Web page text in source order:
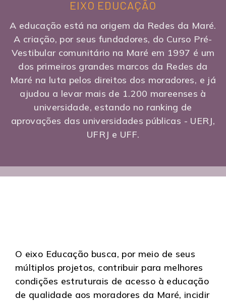
EIXO EDUCAÇÃO
A educação está na origem da Redes da Maré.
A criação, por seus fundadores, do Curso Pré-
Vestibular comunitário na Maré em 1997 é um
dos primeiros grandes marcos da Redes da
Maré na luta pelos direitos dos moradores, e já
ajudou a levar mais de 1.200 mareenses à
universidade, estando no ranking de
aprovações das universidades públicas - UERJ,
UFRJ e UFF.
O eixo Educação busca, por meio de seus
múltiplos projetos, contribuir para melhores
condições estruturais de acesso à educação
de qualidade aos moradores da Maré, incidir